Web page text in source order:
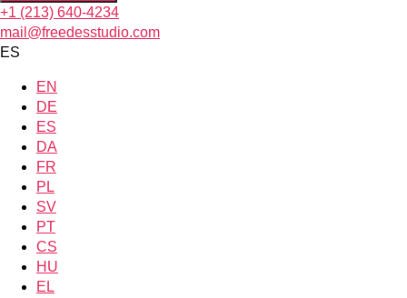
+1 (213) 640-4234
mail@freedesstudio.com
ES
EN
DE
ES
DA
FR
PL
SV
PT
CS
HU
EL